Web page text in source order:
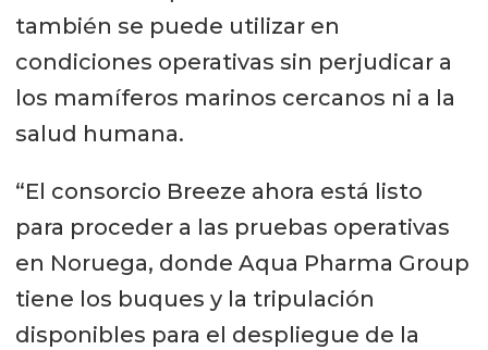
también se puede utilizar en
condiciones operativas sin perjudicar a
los mamíferos marinos cercanos ni a la
salud humana.
“El consorcio Breeze ahora está listo
para proceder a las pruebas operativas
en Noruega, donde Aqua Pharma Group
tiene los buques y la tripulación
disponibles para el despliegue de la